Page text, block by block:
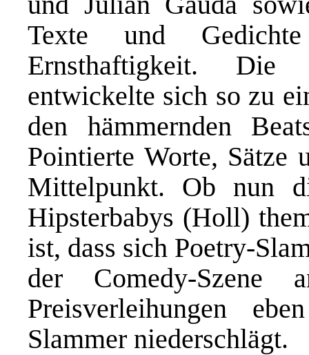
Texte und
Ernsthaftigkeit. Die
entwickelte sich so zu
den hämmernden
Pointierte Worte, Sätze
Mittelpunkt. Ob nun
Hipsterbabys (Holl)
ist, dass sich Poetry-
der Comedy-Szene
Preisverleihungen
Slammer niederschlägt.